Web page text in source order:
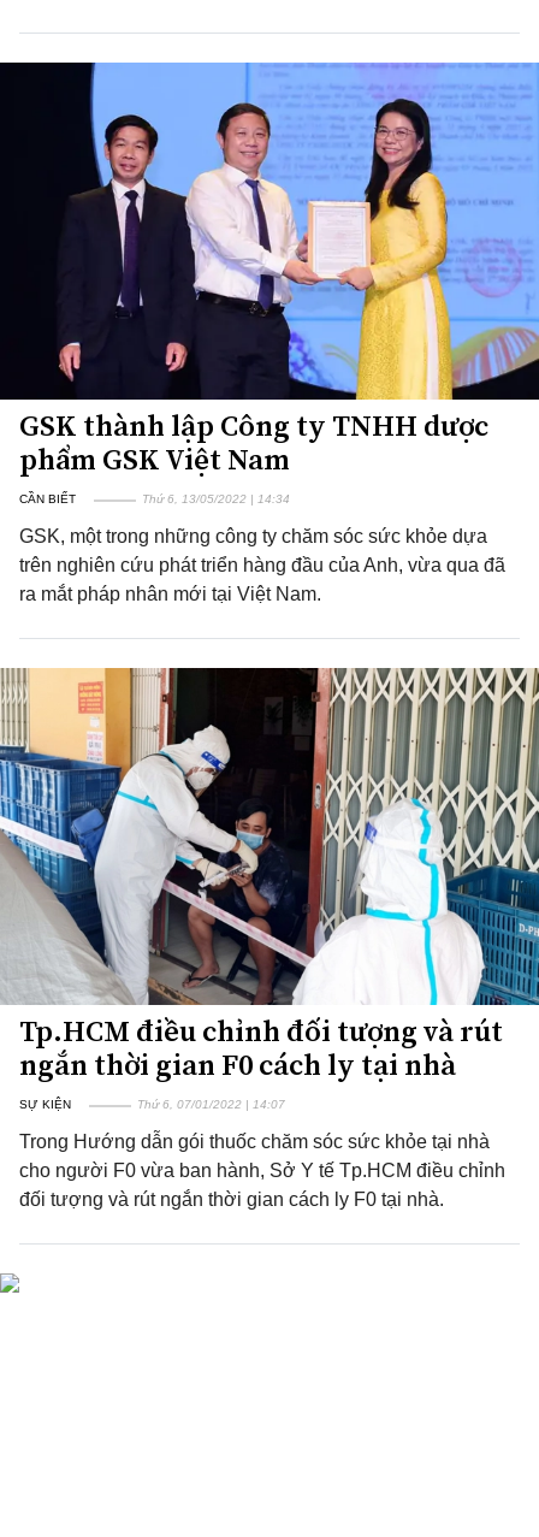
GSK thành lập Công ty TNHH dược
phẩm GSK Việt Nam
CẦN BIẾT Thứ 6, 13/05/2022 | 14:34
GSK, một trong những công ty chăm sóc sức khỏe dựa
trên nghiên cứu phát triển hàng đầu của Anh, vừa qua đã
ra mắt pháp nhân mới tại Việt Nam.
Tp.HCM điều chỉnh đối tượng và rút
ngắn thời gian F0 cách ly tại nhà
SỰ KIỆN Thứ 6, 07/01/2022 | 14:07
Trong Hướng dẫn gói thuốc chăm sóc sức khỏe tại nhà
cho người F0 vừa ban hành, Sở Y tế Tp.HCM điều chỉnh
đối tượng và rút ngắn thời gian cách ly F0 tại nhà.